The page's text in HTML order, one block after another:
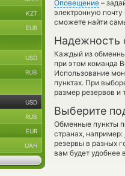
Оповещение –
электронную
сможете найти
Надежность
Каждый из
при этом команда
Использование
пунктах. При
размер резервов и
Выберите
Обменные пункты
странах, например:
резервы в разных
вам будет удобнее
KZT
EUR
USD
RUB
USD
RUB
EUR
UAH